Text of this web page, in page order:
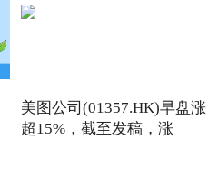
美图公司(01357.HK)早盘涨
超15%，截至发稿，涨